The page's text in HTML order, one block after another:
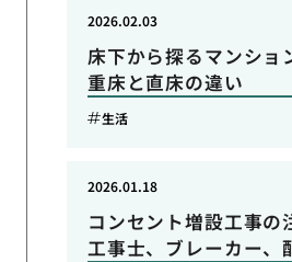
床下から探るマンショ
重床と直床の違い
2026.02.03
生活
コンセント増設工事の
工事士、ブレーカー、
2026.01.18